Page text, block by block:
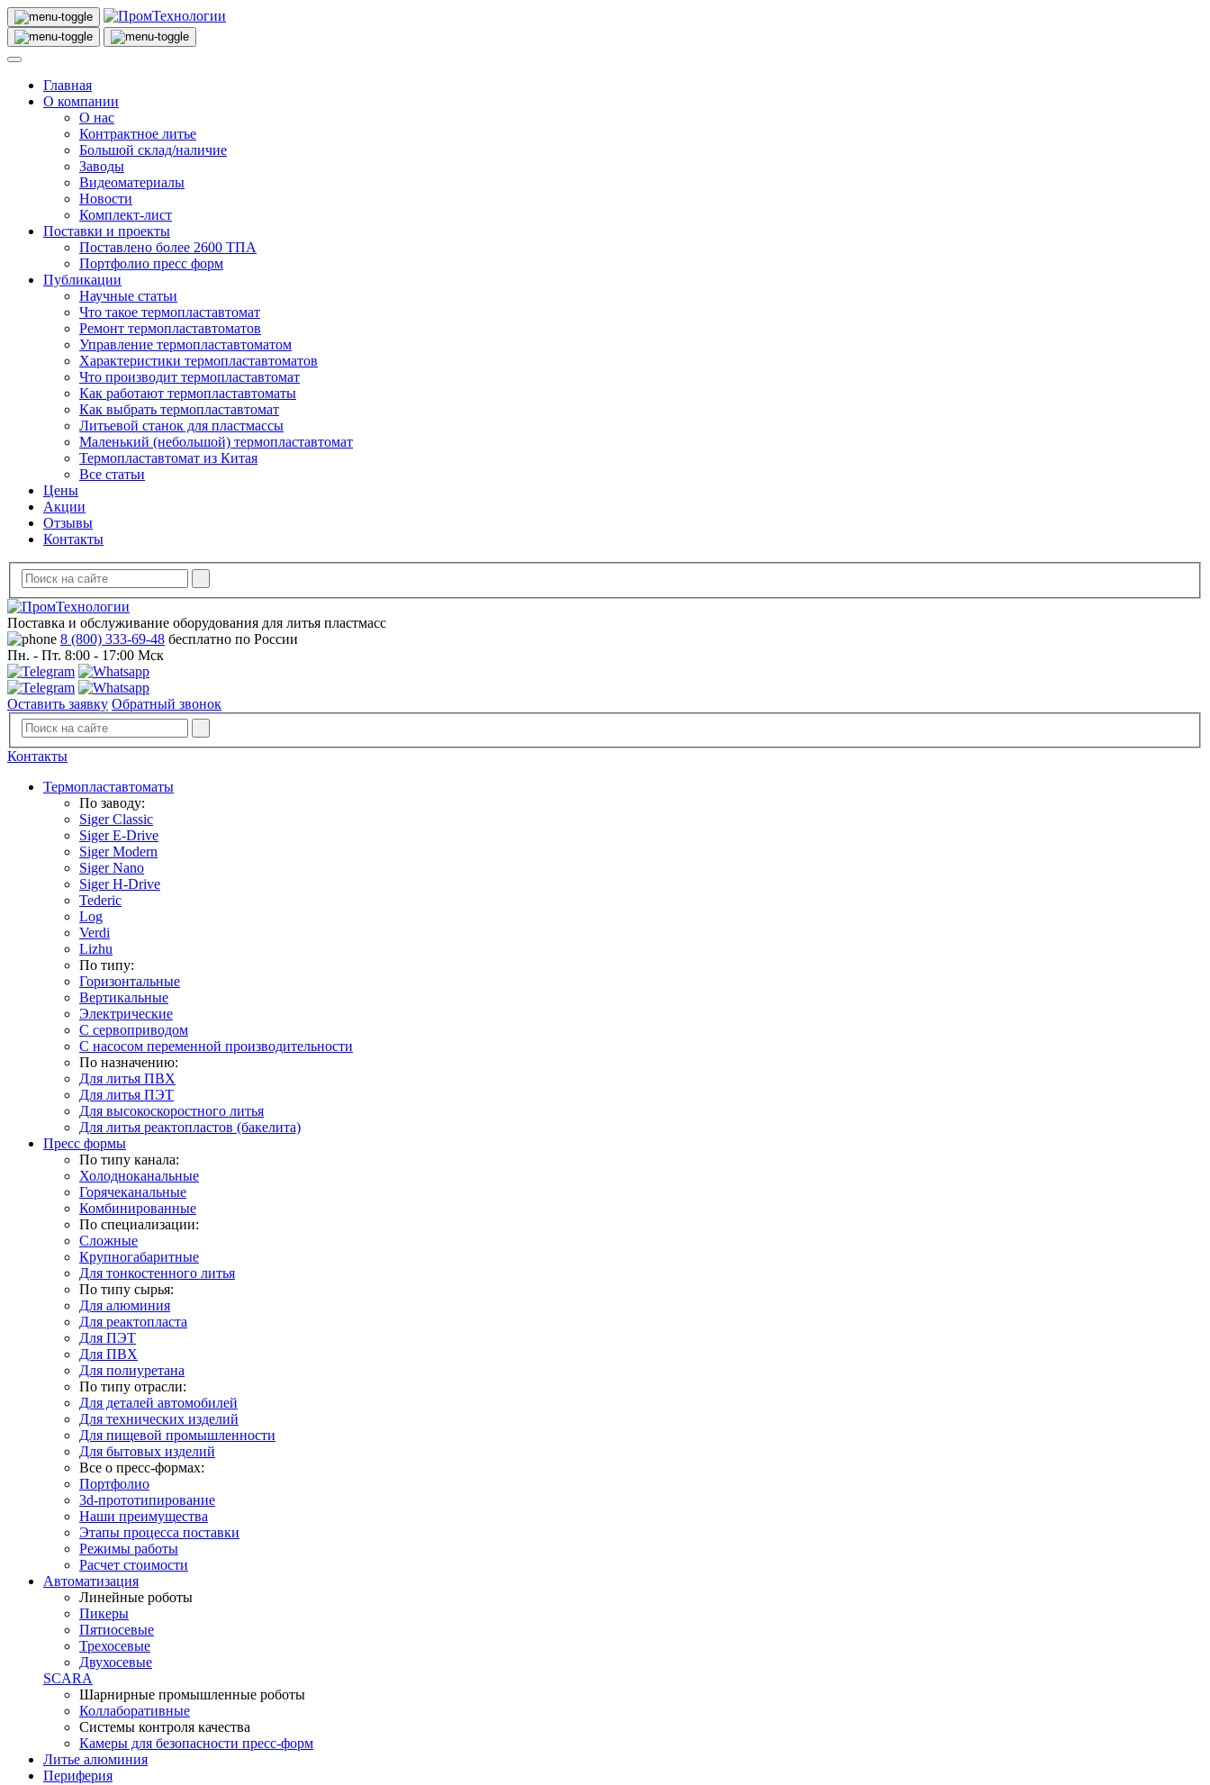
Главная
О компании
О нас
Контрактное литье
Большой склад/наличие
Заводы
Видеоматериалы
Новости
Комплект-лист
Поставки и проекты
Поставлено более 2600 ТПА
Портфолио пресс форм
Публикации
Научные статьи
Что такое термопластавтомат
Ремонт термопластавтоматов
Управление термопластавтоматом
Характеристики термопластавтоматов
Что производит термопластавтомат
Как работают термопластавтоматы
Как выбрать термопластавтомат
Литьевой станок для пластмассы
Маленький (небольшой) термопластавтомат
Термопластавтомат из Китая
Все статьи
Цены
Акции
Отзывы
Контакты
Поставка и обслуживание оборудования для литья пластмасс
8 (800) 333-69-48 бесплатно по России
Пн. - Пт. 8:00 - 17:00 Мск
Оставить заявку Обратный звонок
Контакты
Термопластавтоматы
По заводу:
Siger Classic
Siger E-Drive
Siger Modern
Siger Nano
Siger H-Drive
Tederic
Log
Verdi
Lizhu
По типу:
Горизонтальные
Вертикальные
Электрические
С сервоприводом
С насосом переменной производительности
По назначению:
Для литья ПВХ
Для литья ПЭТ
Для высокоскоростного литья
Для литья реактопластов (бакелита)
Пресс формы
По типу канала:
Холодноканальные
Горячеканальные
Комбинированные
По специализации:
Сложные
Крупногабаритные
Для тонкостенного литья
По типу сырья:
Для алюминия
Для реактопласта
Для ПЭТ
Для ПВХ
Для полиуретана
По типу отрасли:
Для деталей автомобилей
Для технических изделий
Для пищевой промышленности
Для бытовых изделий
Все о пресс-формах:
Портфолио
3d-прототипирование
Наши преимущества
Этапы процесса поставки
Режимы работы
Расчет стоимости
Автоматизация
Линейные роботы
Пикеры
Пятиосевые
Трехосевые
Двухосевые
SCARA
Шарнирные промышленные роботы
Коллаборативные
Системы контроля качества
Камеры для безопасности пресс-форм
Литье алюминия
Периферия